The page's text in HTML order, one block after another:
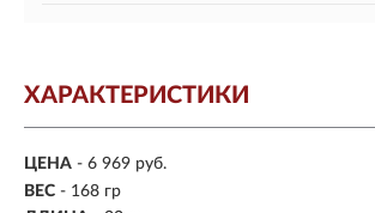
ХАРАКТЕРИСТИКИ
ЦЕНА - 6 969 руб.
ВЕС - 168 гр